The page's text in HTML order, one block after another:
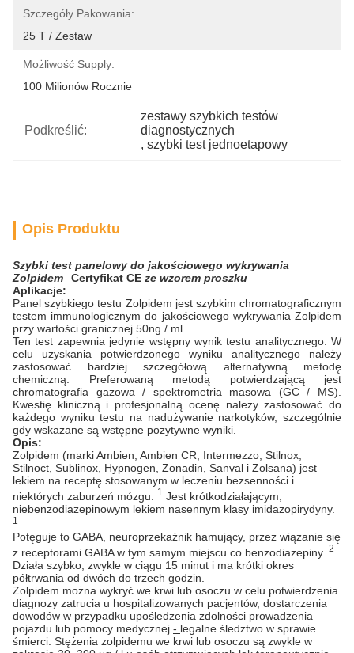
Szczegóły Pakowania:
25 T / Zestaw
Możliwość Supply:
100 Milionów Rocznie
Podkreślić:
zestawy szybkich testów
diagnostycznych
, szybki test jednoetapowy
Opis Produktu
Szybki test panelowy do jakościowego wykrywania
Zolpidem
Certyfikat CE ze wzorem proszku
Aplikacje:
Panel szybkiego testu Zolpidem jest szybkim chromatograficznym
testem immunologicznym do jakościowego wykrywania Zolpidem
przy wartości granicznej 50ng / ml.
Ten test zapewnia jedynie wstępny wynik testu analitycznego. W
celu uzyskania potwierdzonego wyniku analitycznego należy
zastosować bardziej szczegółową alternatywną metodę
chemiczną. Preferowaną metodą potwierdzającą jest
chromatografia gazowa / spektrometria masowa (GC / MS).
Kwestię kliniczną i profesjonalną ocenę należy zastosować do
każdego wyniku testu na nadużywanie narkotyków, szczególnie
gdy wskazane są wstępne pozytywne wyniki.
Opis:
Zolpidem (marki Ambien, Ambien CR, Intermezzo, Stilnox,
Stilnoct, Sublinox, Hypnogen, Zonadin, Sanval i Zolsana) jest
lekiem na receptę stosowanym w leczeniu bezsenności i
niektórych zaburzeń mózgu.
1 Jest krótkodziałającym,
niebenzodiazepinowym lekiem nasennym klasy imidazopirydyny.
1
Potęguje to GABA, neuroprzekaźnik hamujący, przez wiązanie się
z receptorami GABA w tym samym miejscu co benzodiazepiny. 2
Działa szybko, zwykle w ciągu 15 minut i ma krótki okres
półtrwania od dwóch do trzech godzin.
Zolpidem można wykryć we krwi lub osoczu w celu potwierdzenia
diagnozy zatrucia u hospitalizowanych pacjentów, dostarczenia
dowodów w przypadku upośledzenia zdolności prowadzenia
pojazdu lub pomocy medycznej - legalne śledztwo w sprawie
śmierci. Stężenia zolpidemu we krwi lub osoczu są zwykle w